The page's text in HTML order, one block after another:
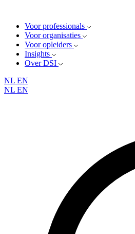
Voor professionals
Voor organisaties
Voor opleiders
Insights
Over DSI
NL EN
NL EN